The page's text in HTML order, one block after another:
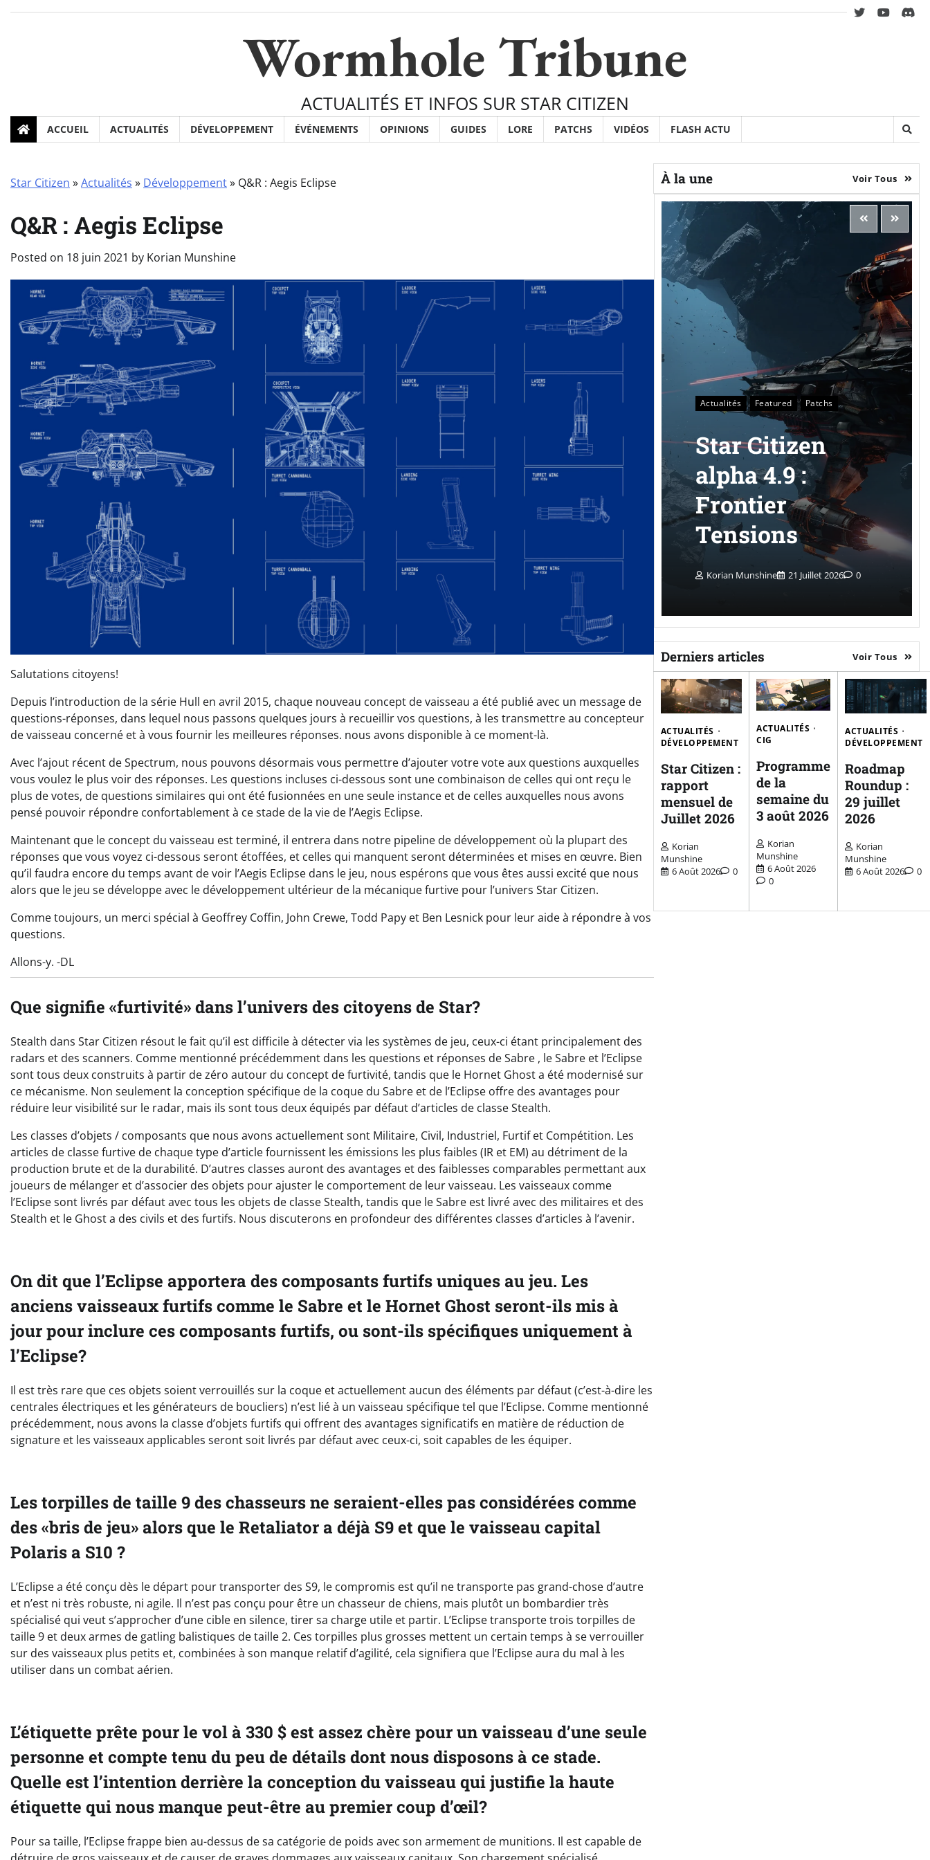
twitteryoutube
Wormhole Tribune
ACTUALITÉS ET INFOS SUR STAR CITIZEN
ACCUEIL ACTUALITÉS DÉVELOPPEMENT ÉVÉNEMENTS OPINIONS GUIDES LORE PATCHS VIDÉOS FLASH ACTU
Star Citizen »Actualités » Développement» Q&R : Aegis Eclipse
Q&R : Aegis Eclipse
Posted on 18 juin 2021 by Korian Munshine
Salutations citoyens!
Depuis l’introduction de la série Hull en avril 2015, chaque nouveau concept de vaisseau a été publié avec un message de
questions-réponses, dans lequel nous passons quelques jours à recueillir vos questions, à les transmettre au concepteur
de vaisseau concerné et à vous fournir les meilleures réponses. nous avons disponible à ce moment-là.
Avec l’ajout récent de Spectrum, nous pouvons désormais vous permettre d’ajouter votre vote aux questions auxquelles
vous voulez le plus voir des réponses. Les questions incluses ci-dessous sont une combinaison de celles qui ont reçu le
plus de votes, de questions similaires qui ont été fusionnées en une seule instance et de celles auxquelles nous avons
pensé pouvoir répondre confortablement à ce stade de la vie de l’Aegis Eclipse.
Maintenant que le concept du vaisseau est terminé, il entrera dans notre pipeline de développement où la plupart des
réponses que vous voyez ci-dessous seront étoffées, et celles qui manquent seront déterminées et mises en œuvre. Bien
qu’il faudra encore du temps avant de voir l’Aegis Eclipse dans le jeu, nous espérons que vous êtes aussi excité que nous
alors que le jeu se développe avec le développement ultérieur de la mécanique furtive pour l’univers Star Citizen.
Comme toujours, un merci spécial à Geoffrey Coffin, John Crewe, Todd Papy et Ben Lesnick pour leur aide à répondre à vos
questions.
Allons-y. -DL
Que signifie «furtivité» dans l’univers des citoyens de Star?
Stealth dans Star Citizen résout le fait qu’il est difficile à détecter via les systèmes de jeu, ceux-ci étant principalement des
radars et des scanners. Comme mentionné précédemment dans les questions et réponses de Sabre , le Sabre et l’Eclipse
sont tous deux construits à partir de zéro autour du concept de furtivité, tandis que le Hornet Ghost a été modernisé sur
ce mécanisme. Non seulement la conception spécifique de la coque du Sabre et de l’Eclipse offre des avantages pour
réduire leur visibilité sur le radar, mais ils sont tous deux équipés par défaut d’articles de classe Stealth.
Les classes d’objets / composants que nous avons actuellement sont Militaire, Civil, Industriel, Furtif et Compétition. Les
articles de classe furtive de chaque type d’article fournissent les émissions les plus faibles (IR et EM) au détriment de la
production brute et de la durabilité. D’autres classes auront des avantages et des faiblesses comparables permettant aux
joueurs de mélanger et d’associer des objets pour ajuster le comportement de leur vaisseau. Les vaisseaux comme
l’Eclipse sont livrés par défaut avec tous les objets de classe Stealth, tandis que le Sabre est livré avec des militaires et des
Stealth et le Ghost a des civils et des furtifs. Nous discuterons en profondeur des différentes classes d’articles à l’avenir.
On dit que l’Eclipse apportera des composants furtifs uniques au jeu. Les
anciens vaisseaux furtifs comme le Sabre et le Hornet Ghost seront-ils mis à
jour pour inclure ces composants furtifs, ou sont-ils spécifiques uniquement à
l’Eclipse?
Il est très rare que ces objets soient verrouillés sur la coque et actuellement aucun des éléments par défaut (c’est-à-dire les
centrales électriques et les générateurs de boucliers) n’est lié à un vaisseau spécifique tel que l’Eclipse. Comme mentionné
précédemment, nous avons la classe d’objets furtifs qui offrent des avantages significatifs en matière de réduction de
signature et les vaisseaux applicables seront soit livrés par défaut avec ceux-ci, soit capables de les équiper.
Les torpilles de taille 9 des chasseurs ne seraient-elles pas considérées comme
des «bris de jeu» alors que le Retaliator a déjà S9 et que le vaisseau capital
Polaris a S10 ?
L’Eclipse a été conçu dès le départ pour transporter des S9, le compromis est qu’il ne transporte pas grand-chose d’autre
et n’est ni très robuste, ni agile. Il n’est pas conçu pour être un chasseur de chiens, mais plutôt un bombardier très
spécialisé qui veut s’approcher d’une cible en silence, tirer sa charge utile et partir. L’Eclipse transporte trois torpilles de
taille 9 et deux armes de gatling balistiques de taille 2. Ces torpilles plus grosses mettent un certain temps à se verrouiller
sur des vaisseaux plus petits et, combinées à son manque relatif d’agilité, cela signifiera que l’Eclipse aura du mal à les
utiliser dans un combat aérien.
L’étiquette prête pour le vol à 330 $ est assez chère pour un vaisseau d’une seule
personne et compte tenu du peu de détails dont nous disposons à ce stade.
Quelle est l’intention derrière la conception du vaisseau qui justifie la haute
étiquette qui nous manque peut-être au premier coup d’œil?
Pour sa taille, l’Eclipse frappe bien au-dessus de sa catégorie de poids avec son armement de munitions. Il est capable de
À la une Voir Tous
Actualités Featured Patchs
Star Citizen
Alpha 4.7 :
Welcome to the
rock
26 Mars 2026
Actualités Featured Patchs
Star Citizen
alpha 4.9 :
Frontier
Tensions
Korian Munshine 21 Juillet 2026 0
Derniers articles Voir Tous
ACTUALITÉS
DÉVELOPPEMENT
Star Citizen :
rapport
mensuel de
Juillet 2026
Korian
Munshine
6 Août 2026
0
ACTUALITÉS
CIG
Programme
de la
semaine du
3 août 2026
Korian
Munshine
6 Août 2026
0
ACTUALITÉS
DÉVELOPPEMENT
Roadmap
Roundup :
29 juillet
2026
Korian
Munshine
6 Août 2026
0